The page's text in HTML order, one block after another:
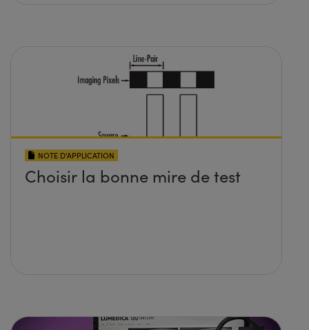
NOTE D’APPLICATION
Choisir la bonne mire de test